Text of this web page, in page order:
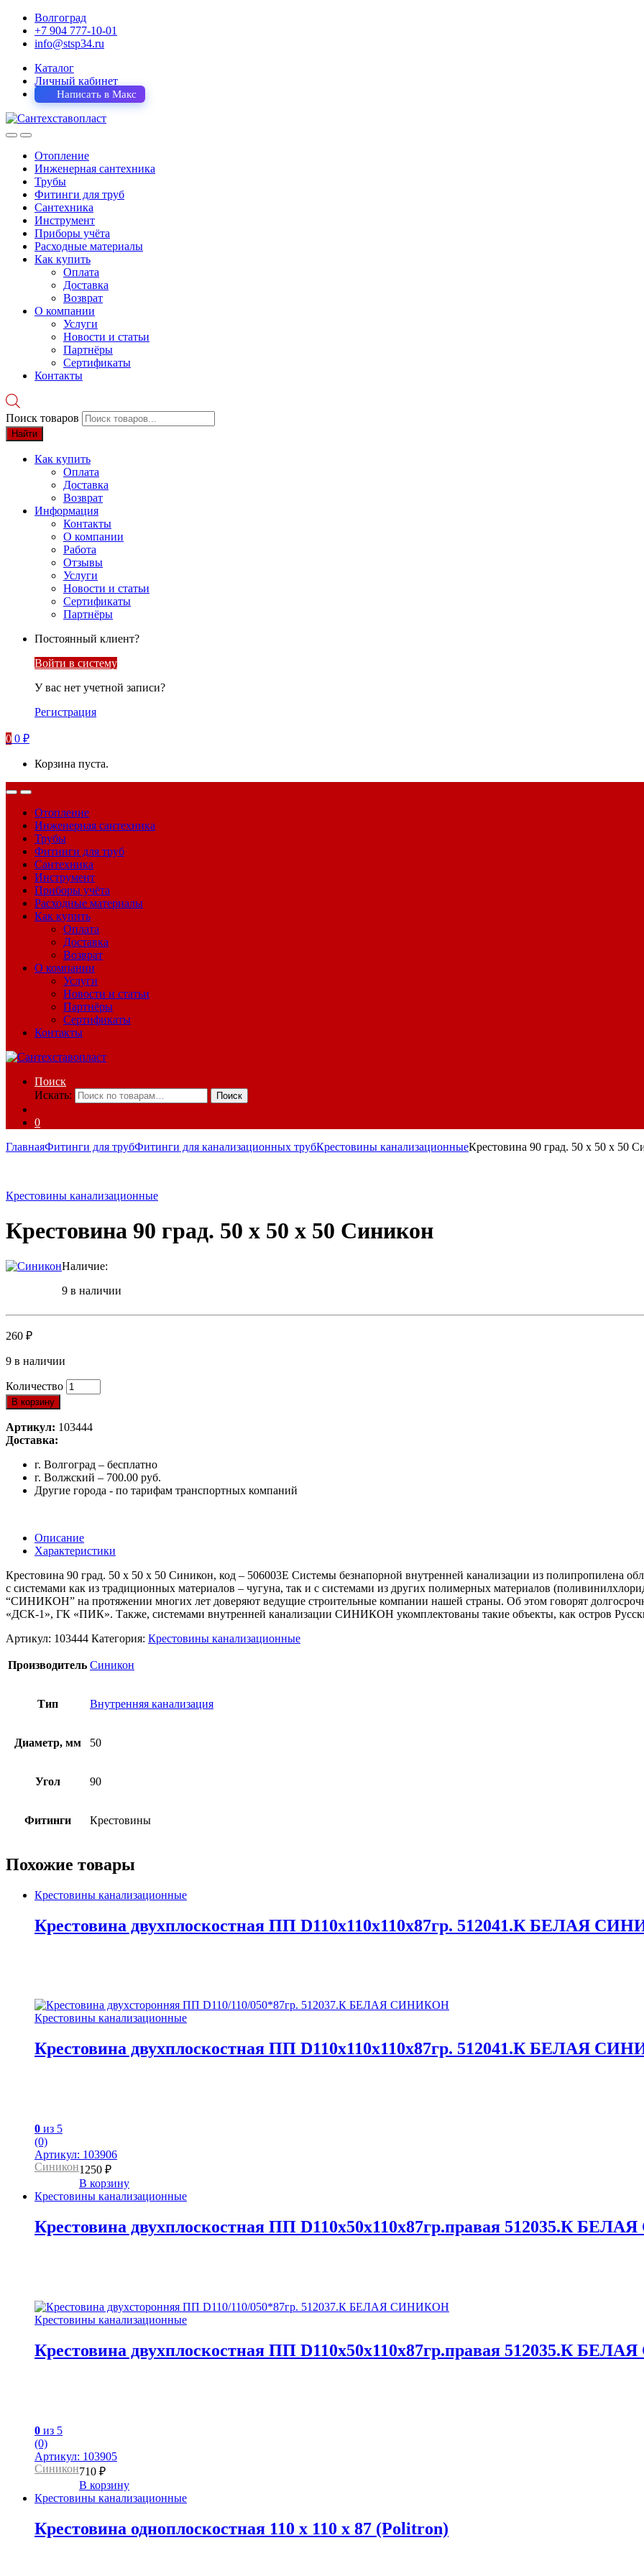
Волгоград
+7 904 777-10-01
info@stsp34.ru
Каталог
Личный кабинет
Написать в Макс
Отопление
Инженерная сантехника
Трубы
Фитинги для труб
Сантехника
Инструмент
Приборы учёта
Расходные материалы
Как купить
Оплата
Доставка
Возврат
О компании
Услуги
Новости и статьи
Партнёры
Сертификаты
Контакты
Поиск товаров
Найти
Как купить
Оплата
Доставка
Возврат
Информация
Контакты
О компании
Работа
Отзывы
Услуги
Новости и статьи
Сертификаты
Партнёры
Постоянный клиент?
Войти в систему
У вас нет учетной записи?
Регистрация
0 0 ₽
Корзина пуста.
Отопление
Инженерная сантехника
Трубы
Фитинги для труб
Сантехника
Инструмент
Приборы учёта
Расходные материалы
Как купить
Оплата
Доставка
Возврат
О компании
Услуги
Новости и статьи
Партнёры
Сертификаты
Контакты
Поиск
Искать:
Поиск
0
ГлавнаяФитинги для трубФитинги для канализационных трубКрестовины канализационныеКрестовина 90 град. 50 х 50 х 50
Крестовины канализационные
Крестовина 90 град. 50 х 50 х 50 Синикон
Наличие:
9 в наличии
260 ₽
9 в наличии
Количество
В корзину
Артикул: 103444
Доставка:
г. Волгоград – бесплатно
г. Волжский – 700.00 руб.
Другие города - по тарифам транспортных компаний
Описание
Характеристики
Крестовина 90 град. 50 х 50 х 50 Синикон, код – 506003E Системы безнапорной внутренней канализации из полипропилена
с системами как из традиционных материалов – чугуна, так и с системами из других полимерных материалов
“СИНИКОН” на протяжении многих лет доверяют ведущие строительные компании нашей страны. Об этом говорят
«ДСК-1», ГК «ПИК». Также, системами внутренней канализации СИНИКОН укомплектованы такие объекты, как остров
Артикул: 103444 Категория: Крестовины канализационные
Производитель Синикон
Тип Внутренняя канализация
Диаметр, мм 50
Угол 90
Фитинги Крестовины
Похожие товары
Крестовины канализационные
Крестовина двухплоскостная ПП D110x110x110x87гр. 512041.К БЕЛАЯ
Крестовины канализационные
Крестовина двухплоскостная ПП D110x110x110x87гр. 512041.К БЕЛАЯ
0 из 5
(0)
Артикул: 103906
Синикон1250 ₽
В корзину
Крестовины канализационные
Крестовина двухплоскостная ПП D110x50x110x87гр.правая 512035.К
Крестовины канализационные
Крестовина двухплоскостная ПП D110x50x110x87гр.правая 512035.К
0 из 5
(0)
Артикул: 103905
Синикон710 ₽
В корзину
Крестовины канализационные
Крестовина одноплоскостная 110 x 110 x 87 (Politron)